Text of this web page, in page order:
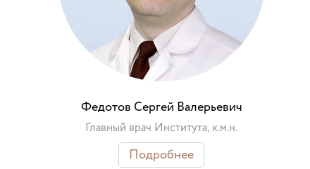
Федотов Сергей Валерьевич
Главный врач Института, к.м.н.
Подробнее